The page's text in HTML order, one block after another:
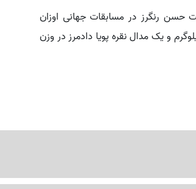
که با ۴ فرنگی کار با هدایت حسن رنگرز در مسابقات جهانی اوزان
حاضر شده بود، با یک مدال طلای محمدعلی گرایی در ۸۲ کیلوگرم و یک مدال نقره پویا دادمرز در وزن